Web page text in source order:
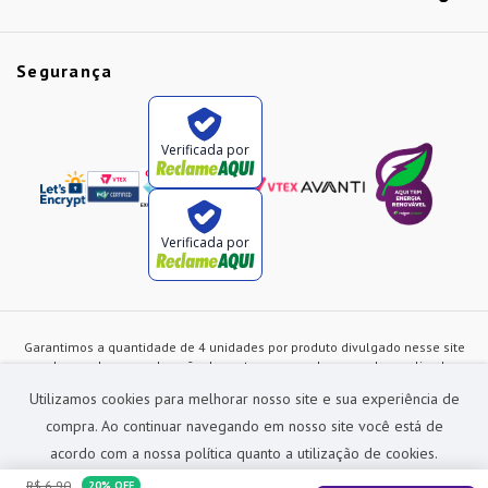
Utilizamos cookies para melhorar nosso site e sua experiência de
compra. Ao continuar navegando em nosso site você está de
acordo com a nossa política quanto a utilização de cookies.
20% OFF
Segurança
Verificada por
Verificada por
Garantimos a quantidade de 4 unidades por produto divulgado nesse site
ou de acordo com a duração dos estoques, sendo as vendas realizadas
alterados a qualquer instante sem prévia comunicação e são exclusivos
para a loja virtual, não restando nenhuma obrigação de prática similar nas
lojas físicas da rede Preçolandia. Todas as imagens dos produtos são
meramente ilustrativas.